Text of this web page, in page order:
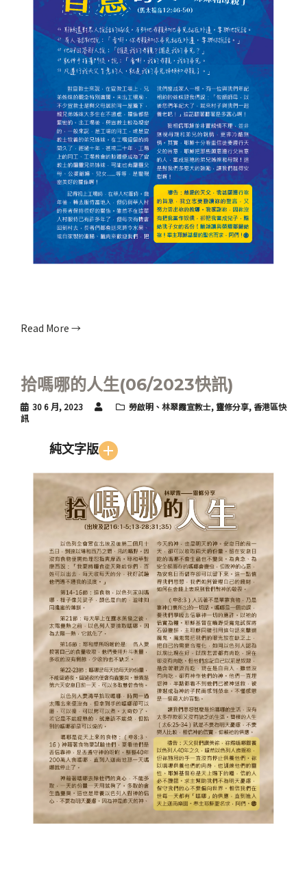
Read More →
拾嗎哪的人生(06/2023快訊)
30 6 月, 2023 勞啟明、林翠霞宣教士, 靈修分享, 香港區快
訊
純文字版